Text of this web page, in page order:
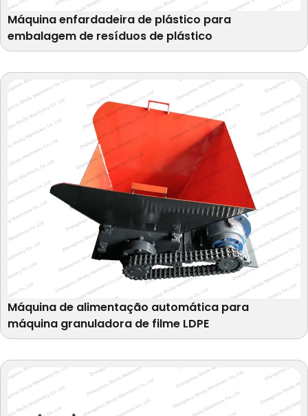
Máquina enfardadeira de plástico para
embalagem de resíduos de plástico
Máquina de alimentação automática para
máquina granuladora de filme LDPE